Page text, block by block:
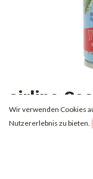
airline
Duftspray
Airline Duftspray –
Wir verwenden Cookies
Nutzererlebnis zu bieten.